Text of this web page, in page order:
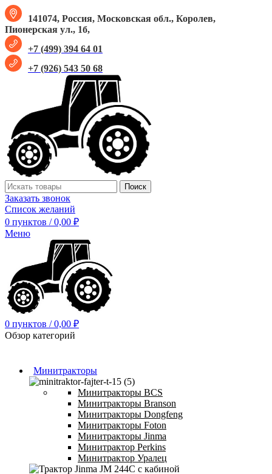
141074, Россия, Московская обл., Королев,
Пионерская ул., 1б,
+7 (499) 394 64 01
+7 (926) 543 50 68
Поиск
Заказать звонок
Список желаний
0 пунктов / 0,00 ₽
Меню
0 пунктов / 0,00 ₽
Обзор категорий
Минитракторы
Минитракторы BCS
Минитракторы Branson
Минитракторы Dongfeng
Минитракторы Foton
Минитракторы Jinma
Минитрактор Perkins
Минитрактор Уралец